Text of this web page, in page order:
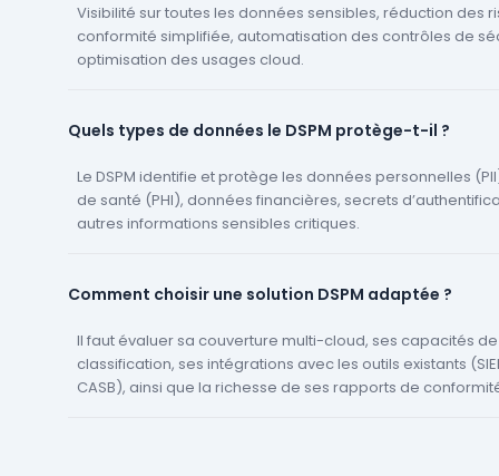
Visibilité sur toutes les données sensibles, réduction des
conformité simplifiée, automatisation des contrôles de
optimisation des usages cloud.
Quels types de données le DSPM protège-t-il ?
Le DSPM identifie et protège les données personnelles
de santé (PHI), données financières, secrets
autres informations sensibles critiques.
Comment choisir une solution DSPM adaptée ?
Il faut évaluer sa couverture multi-cloud, ses capacités de
classification, ses intégrations avec les outils existants
CASB), ainsi que la richesse de ses rapports de